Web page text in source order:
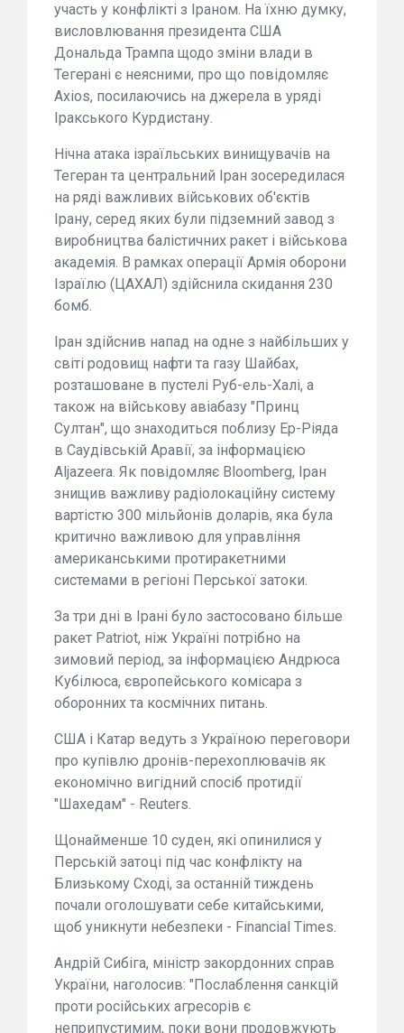
участь у конфлікті з Іраном. На їхню думку,
висловлювання президента США
Дональда Трампа щодо зміни влади в
Тегерані є неясними, про що повідомляє
Axios, посилаючись на джерела в уряді
Іракського Курдистану.
Нічна атака ізраїльських винищувачів на
Тегеран та центральний Іран зосередилася
на ряді важливих військових об'єктів
Ірану, серед яких були підземний завод з
виробництва балістичних ракет і військова
академія. В рамках операції Армія оборони
Ізраїлю (ЦАХАЛ) здійснила скидання 230
бомб.
Іран здійснив напад на одне з найбільших у
світі родовищ нафти та газу Шайбах,
розташоване в пустелі Руб-ель-Халі, а
також на військову авіабазу "Принц
Султан", що знаходиться поблизу Ер-Ріяда
в Саудівській Аравії, за інформацією
Aljazeera. Як повідомляє Bloomberg, Іран
знищив важливу радіолокаційну систему
вартістю 300 мільйонів доларів, яка була
критично важливою для управління
американськими протиракетними
системами в регіоні Перської затоки.
За три дні в Ірані було застосовано більше
ракет Patriot, ніж Україні потрібно на
зимовий період, за інформацією Андрюса
Кубілюса, європейського комісара з
оборонних та космічних питань.
США і Катар ведуть з Україною переговори
про купівлю дронів-перехоплювачів як
економічно вигідний спосіб протидії
"Шахедам" - Reuters.
Щонайменше 10 суден, які опинилися у
Перській затоці під час конфлікту на
Близькому Сході, за останній тиждень
почали оголошувати себе китайськими,
щоб уникнути небезпеки - Financial Times.
Андрій Сибіга, міністр закордонних справ
України, наголосив: "Послаблення санкцій
проти російських агресорів є
неприпустимим, поки вони продовжують